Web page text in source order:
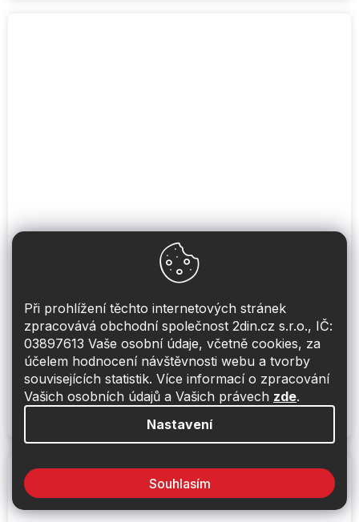
Při prohlížení těchto internetových stránek
zpracovává obchodní společnost 2din.cz s.r.o., IČ:
03897613 Vaše osobní údaje, včetně cookies, za
účelem hodnocení návštěvnosti webu a tvorby
souvisejících statistik. Více informací o zpracování
Vašich osobních údajů a Vašich právech zde.
Nastavení
Souhlasím
HELIX CFMK165 VW.7 (FDM)
Skladem
1 990 Kč Do košíku
Adaptační kroužek pro 165mm středobasové reproduktory
COMPOSE s technologií FlexMount165 pro vozy Volkswagen
T7 (zadní)